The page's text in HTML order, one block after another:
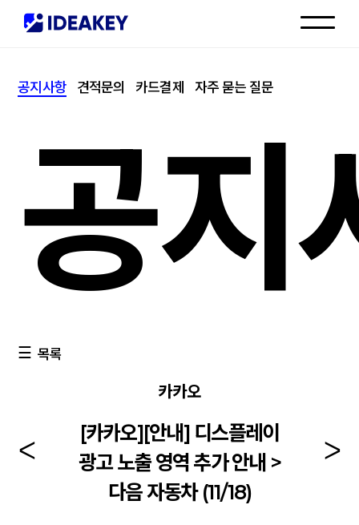
고객센터
공지사항 견적문의 카드결제 자주 묻는 질문
공지
목록
카카오
[카카오][안내] 디스플레이
광고 노출 영역 추가 안내 >
다음 자동차 (11/18)